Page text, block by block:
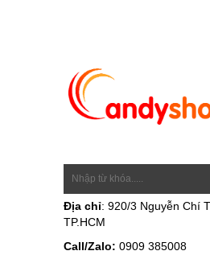
Địa chỉ: 920/3 Nguyễn Chí
TP.HCM
Call/Zalo: 0909 385008